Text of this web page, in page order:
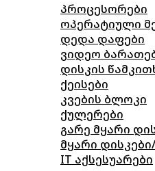
პროცესორები
ოპერატიული
დედა დაფები
ვიდეო
დისკის
ქეისები
კვების ბლოკი
ქულერები
გარე მყარი
მყარი დისკები/
IT აქსესუარები